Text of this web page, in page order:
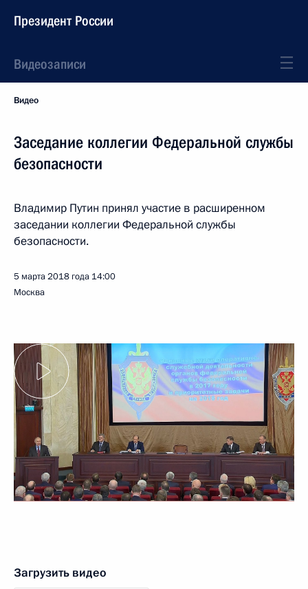
Президент России
Видеозаписи
Видео
Заседание коллегии Федеральной службы
безопасности
Владимир Путин принял участие в расширенном
заседании коллегии Федеральной службы
безопасности.
5 марта 2018 года 14:00
Москва
Загрузить видео